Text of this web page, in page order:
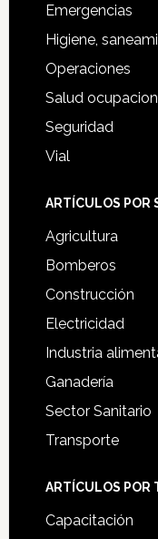
Emergencias
Higiene,
Operaciones
Salud
Seguridad
Vial
ARTÍCULOS POR
Agricultura
Bomberos
Construcción
Electricidad
Industria
Ganadería
Sector Sanitario
Transporte
ARTÍCULOS POR
Capacitación